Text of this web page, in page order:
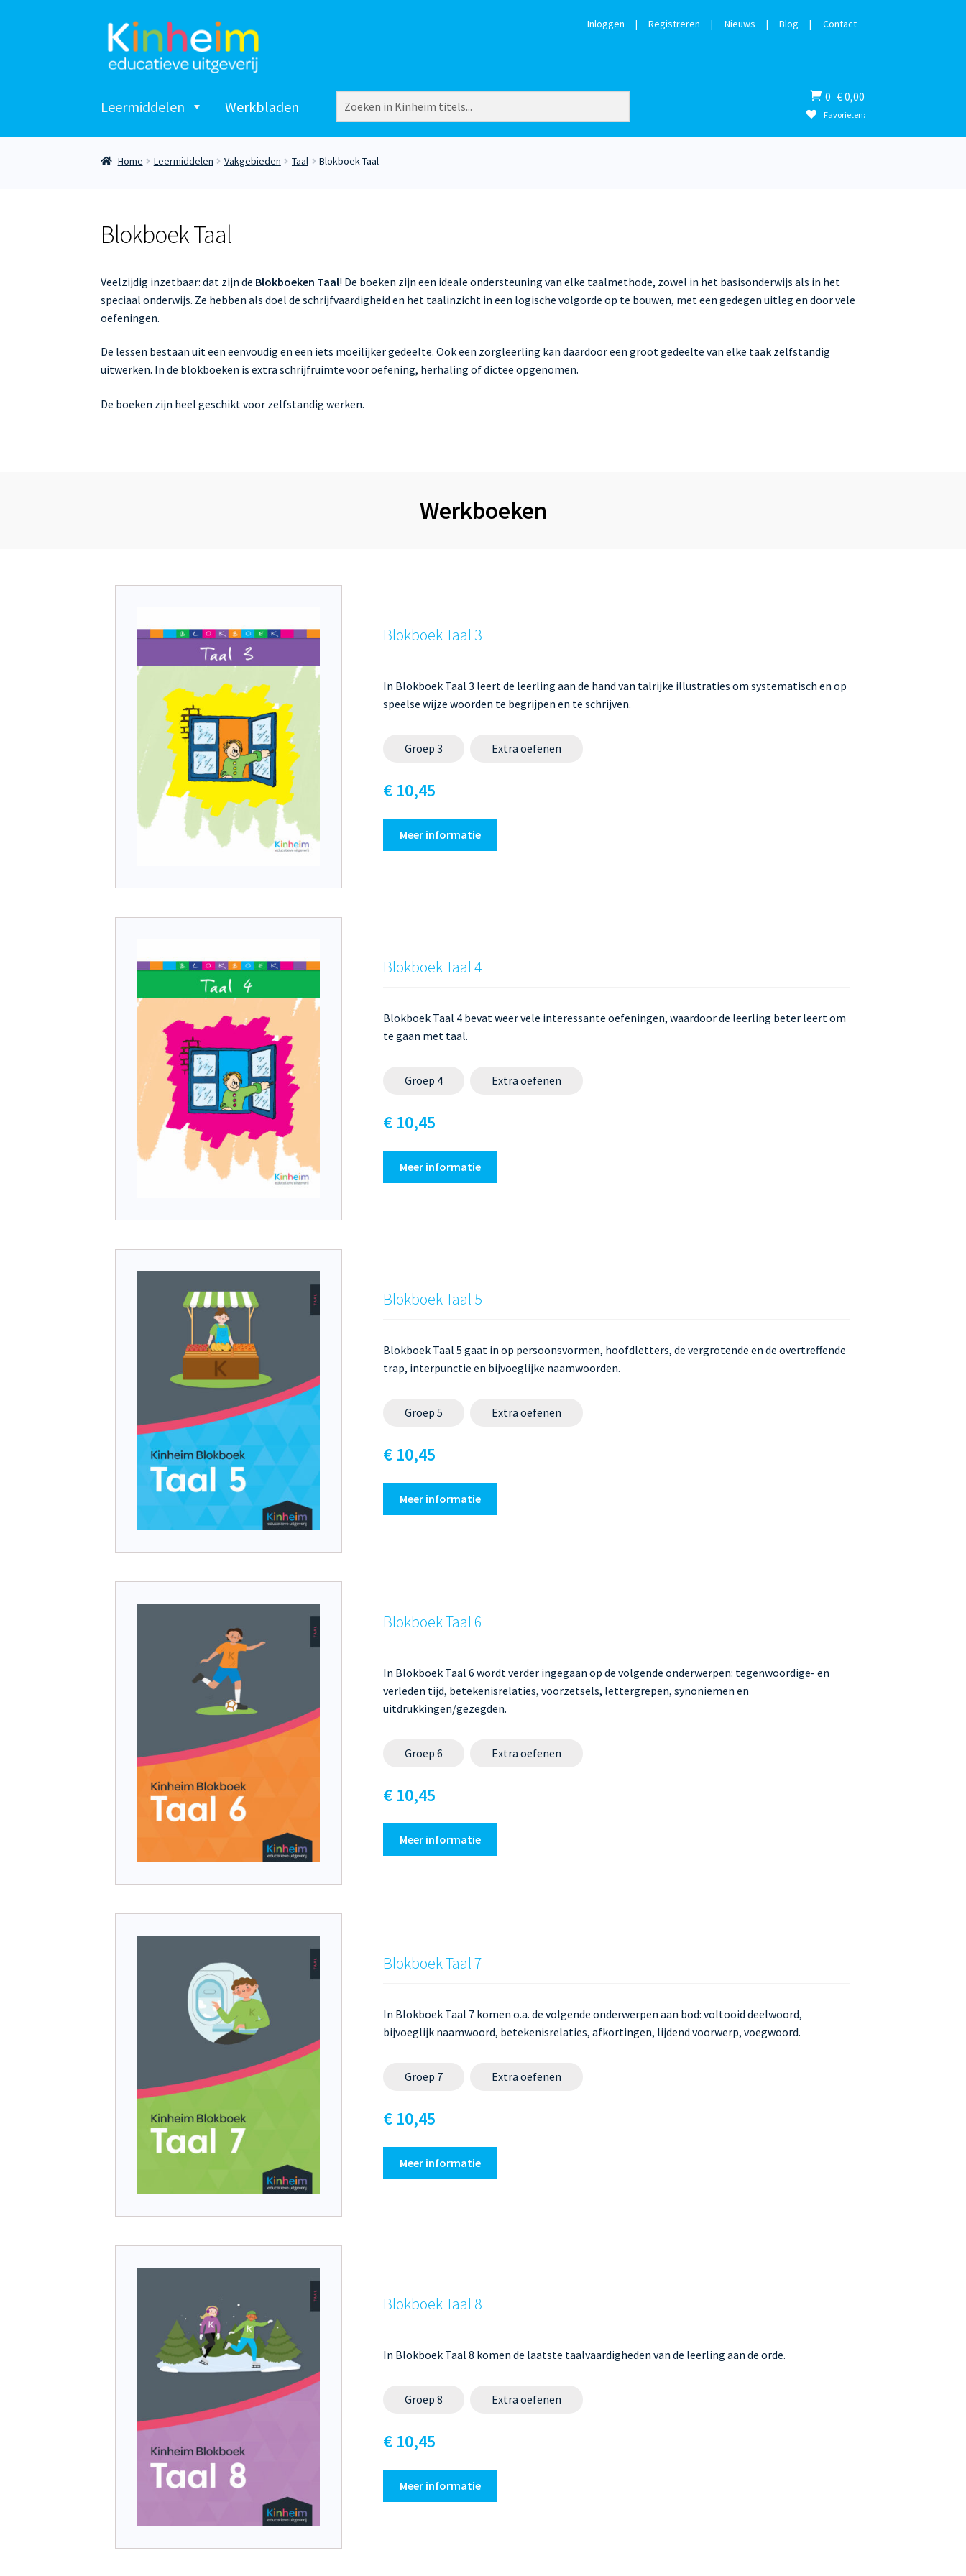
Ga
door
naar
Ga
naar
de
Inloggen | Registreren | Nieuws | Blog | Contact
Leermiddelen Werkbladen
Winkelwagen
0 €0,00
Favorieten:
Home Leermiddelen Vakgebieden Taal Blokboek Taal
Blokboek Taal
Veelzijdig inzetbaar: dat zijn de Blokboeken Taal! De boeken zijn een ideale ondersteuning van elke taalmethode, zowel in het basisonderwijs als in het
speciaal onderwijs. Ze hebben als doel de schrijfvaardigheid en het taalinzicht in een logische volgorde op te bouwen, met een gedegen uitleg en door vele
oefeningen.
De lessen bestaan uit een eenvoudig en een iets moeilijker gedeelte. Ook een zorgleerling kan daardoor een groot gedeelte van elke taak zelfstandig
uitwerken. In de blokboeken is extra schrijfruimte voor oefening, herhaling of dictee opgenomen.
De boeken zijn heel geschikt voor zelfstandig werken.
Werkboeken
Blokboek Taal 3
In Blokboek Taal 3 leert de leerling aan de hand van talrijke illustraties om systematisch en op
speelse wijze woorden te begrijpen en te schrijven.
Groep 3 Extra oefenen
€ 10,45
Meer informatie
Blokboek Taal 4
Blokboek Taal 4 bevat weer vele interessante oefeningen, waardoor de leerling beter leert om
te gaan met taal.
Groep 4 Extra oefenen
€ 10,45
Meer informatie
Blokboek Taal 5
Blokboek Taal 5 gaat in op persoonsvormen, hoofdletters, de vergrotende en de overtreffende
trap, interpunctie en bijvoeglijke naamwoorden.
Groep 5 Extra oefenen
€ 10,45
Meer informatie
Blokboek Taal 6
In Blokboek Taal 6 wordt verder ingegaan op de volgende onderwerpen: tegenwoordige- en
verleden tijd, betekenisrelaties, voorzetsels, lettergrepen, synoniemen en
uitdrukkingen/gezegden.
Groep 6 Extra oefenen
€ 10,45
Meer informatie
Blokboek Taal 7
In Blokboek Taal 7 komen o.a. de volgende onderwerpen aan bod: voltooid deelwoord,
bijvoeglijk naamwoord, betekenisrelaties, afkortingen, lijdend voorwerp, voegwoord.
Groep 7 Extra oefenen
€ 10,45
Meer informatie
Blokboek Taal 8
In Blokboek Taal 8 komen de laatste taalvaardigheden van de leerling aan de orde.
Groep 8 Extra oefenen
€ 10,45
Meer informatie